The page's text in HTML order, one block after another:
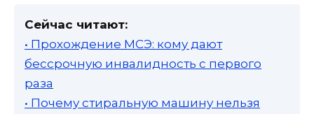
Сейчас читают:
• Прохождение МСЭ: кому дают
бессрочную инвалидность с первого
раза
• Почему стиральную машину нельзя